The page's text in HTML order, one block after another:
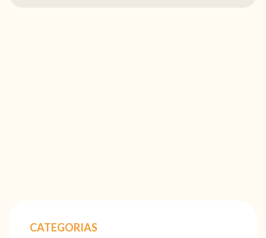
CATEGORIAS